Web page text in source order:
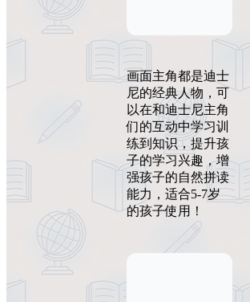
画面主角都是迪士
尼的经典人物，可
以在和迪士尼主角
们的互动中学习训
练到知识，提升孩
子的学习兴趣，增
强孩子的自然拼读
能力，适合5-7岁
的孩子使用！